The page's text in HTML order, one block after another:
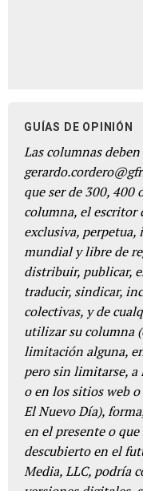
GUÍAS DE OPINIÓN
Las columnas
que ser de 300, 400
columna, el escritor
exclusiva,
mundial y libre de
distribuir, publicar,
traducir, sindicar,
colectivas, y de
utilizar su columna
limitación alguna,
pero sin limitarse, a
o en los sitios web
El Nuevo Día),
en el presente o
descubierto en el
Media, LLC, podría